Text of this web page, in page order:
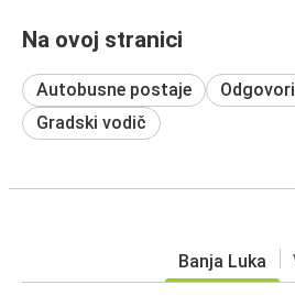
Na ovoj stranici
Autobusne postaje
Gradski vodič
Banja Luka